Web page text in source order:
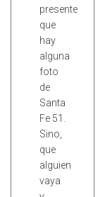
presente
que
hay
alguna
foto
de
Santa
Fe 51.
Sino,
que
alguien
vaya